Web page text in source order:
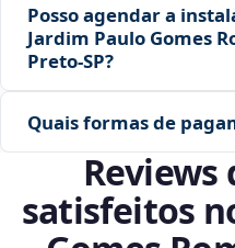
Posso agendar a
Jardim Paulo Gomes
Preto‑SP?
Quais formas de
Reviews
satisfeitos